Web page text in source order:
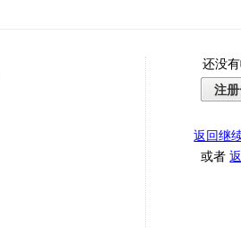
还没
注
返回继
或者